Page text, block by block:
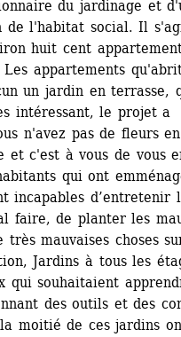
du jardinage et
de l'habitat social. Il
huit cent
appartements
un jardin en terrasse,
intéressant, le projet a
n'avez pas de fleurs
et c'est à vous de vous
qui ont
incapables d’entretenir
faire, de planter les
mauvaises choses
Jardins à tous les
qui souhaitaient
des outils et des
moitié de ces jardins